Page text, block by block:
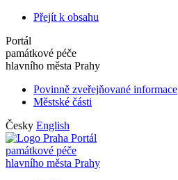
Přejít k obsahu
Portál
památkové péče
hlavního města Prahy
Povinně zveřejňované informace
Městské části
Česky English
Portál
památkové péče
hlavního města Prahy